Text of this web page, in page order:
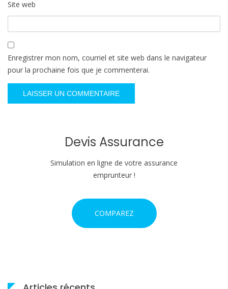
Site web
Enregistrer mon nom, courriel et site web dans le navigateur
pour la prochaine fois que je commenterai.
Devis Assurance
Simulation en ligne de votre assurance
emprunteur !
COMPAREZ